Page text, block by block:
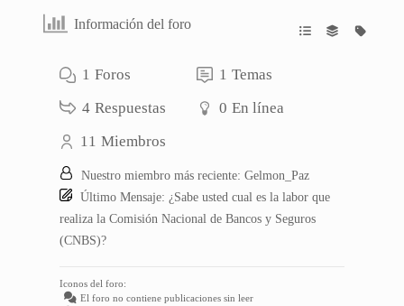
Información del foro
1 Foros 1 Temas
4 Respuestas 0 En línea
11 Miembros
Nuestro miembro más reciente: Gelmon_Paz
Último Mensaje: ¿Sabe usted cual es la labor que
realiza la Comisión Nacional de Bancos y Seguros
(CNBS)?
Iconos del foro:
El foro no contiene publicaciones sin leer